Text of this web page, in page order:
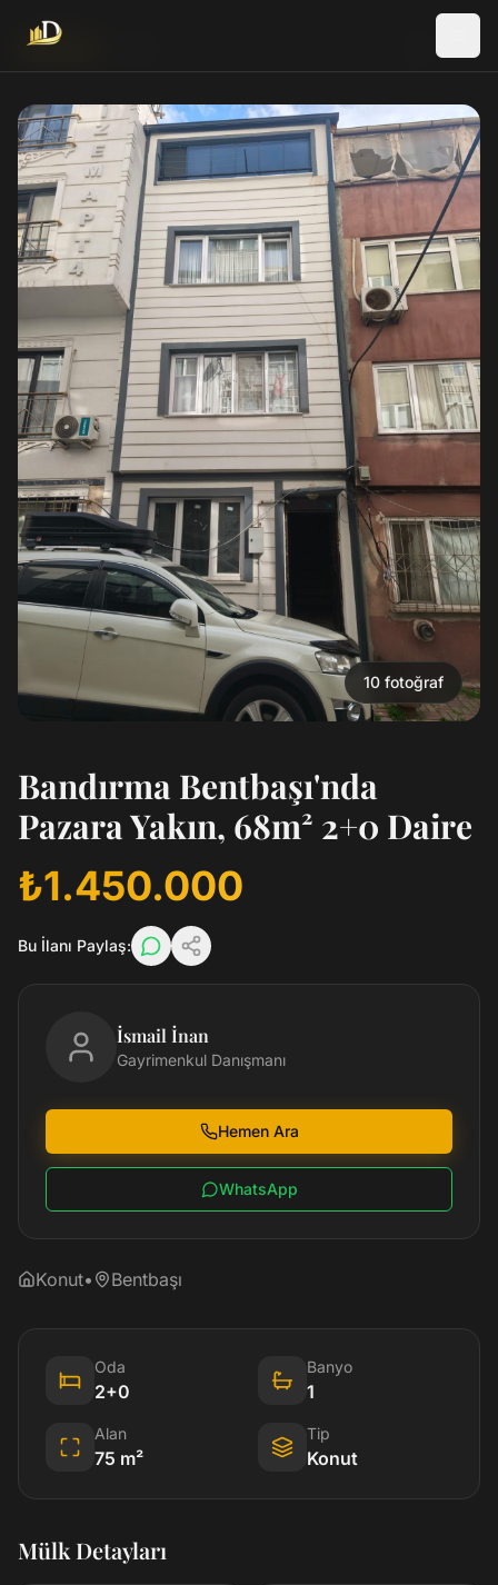
Yeni İlan
10 fotoğraf
Bandırma Bentbaşı'nda
Pazara Yakın, 68m² 2+0 Daire
₺1.450.000
Bu İlanı Paylaş:
İsmail İnan
Gayrimenkul Danışmanı
Hemen Ara
WhatsApp
Konut• Bentbaşı
Oda
2+0
Banyo
1
Alan
75 m²
Tip
Konut
Mülk Detayları